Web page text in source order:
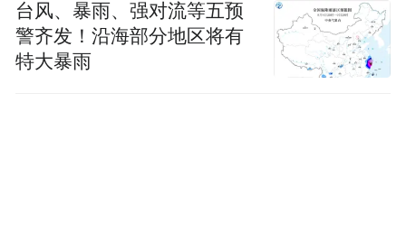
台风、暴雨、强对流等五预
警齐发！沿海部分地区将有
特大暴雨